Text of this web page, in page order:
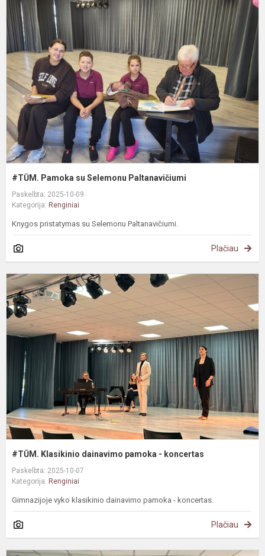
#TŪM. Pamoka su Selemonu Paltanavičiumi
Paskelbta: 2025-10-09
Kategorija: Renginiai
Knygos pristatymas su Selemonu Paltanavičiumi.
Plačiau
#TŪM. Klasikinio dainavimo pamoka - koncertas
Paskelbta: 2025-10-07
Kategorija: Renginiai
Gimnazijoje vyko klasikinio dainavimo pamoka - koncertas.
Plačiau